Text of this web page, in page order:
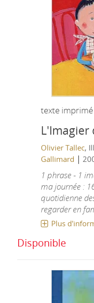
texte imprimé
L'Imagier
Olivier Tallec,
Gallimard |
1 phrase - 1
ma journée :
quotidienne
regarder en
Plus
Disponible